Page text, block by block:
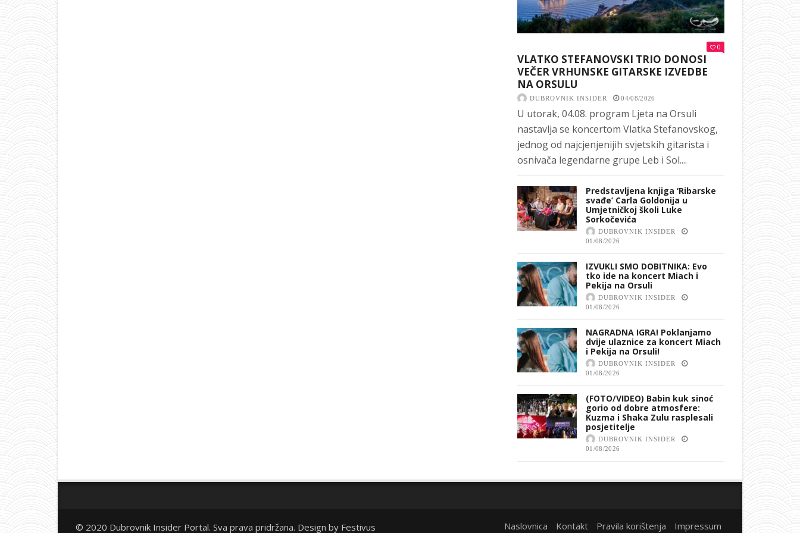
0
VLATKO STEFANOVSKI TRIO DONOSI
VEČER VRHUNSKE GITARSKE IZVEDBE
NA ORSULU
DUBROVNIK INSIDER 04/08/2026
U utorak, 04.08. program Ljeta na Orsuli
nastavlja se koncertom Vlatka Stefanovskog,
jednog od najcjenjenijih svjetskih gitarista i
osnivača legendarne grupe Leb i Sol....
Predstavljena knjiga ‘Ribarske
svađe’ Carla Goldonija u
Umjetničkoj školi Luke
Sorkočevića
DUBROVNIK INSIDER
01/08/2026
IZVUKLI SMO DOBITNIKA: Evo
tko ide na koncert Miach i
Pekija na Orsuli
DUBROVNIK INSIDER
01/08/2026
NAGRADNA IGRA! Poklanjamo
dvije ulaznice za koncert Miach
i Pekija na Orsuli!
DUBROVNIK INSIDER
01/08/2026
(FOTO/VIDEO) Babin kuk sinoć
gorio od dobre atmosfere:
Kuzma i Shaka Zulu rasplesali
posjetitelje
DUBROVNIK INSIDER
01/08/2026
© 2020 Dubrovnik Insider Portal. Sva prava pridržana. Design by Festivus Naslovnica Kontakt Pravila korištenja Impressum